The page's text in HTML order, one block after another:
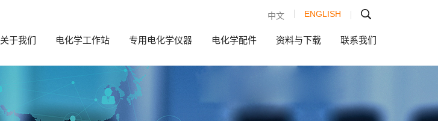
ENGLISH
中文
关于我们 电化学工作站 专用电化学仪器 电化学配件 资料与下载 联系我们